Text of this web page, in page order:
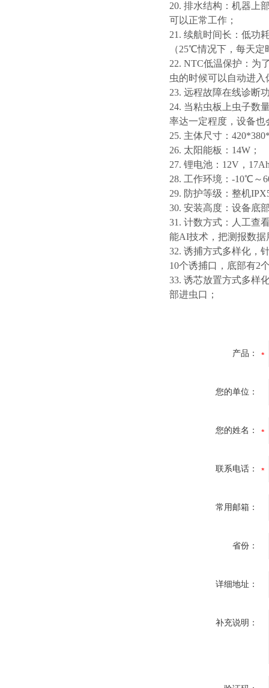
20. 排水结构：机器上
可以正常工作；
21. 续航时间长：低功
（25℃情况下，每天定
22. NTC低温保护：为
虫的时候可以自动进
23. 远程故障在线诊断
24. 当粘虫板上虫子数
率达一定程度，设备
25. 主体尺寸：
26. 太阳能板 ： 14W ；
27. 锂电池 ： 12V，
28. 工作环境：-10℃～
29. 防护等级：整机
30. 安装高度：设备底
31. 计数方式：人工查
能AI技术，把测报数
32. 诱捕方式多样化，
10个诱捕口，底部有2
33. 诱芯放置方式多样
部进虫口；
产品：
您的单位：
您的姓名：
联系电话：
常用邮箱：
省份：
详细地址：
补充说明：